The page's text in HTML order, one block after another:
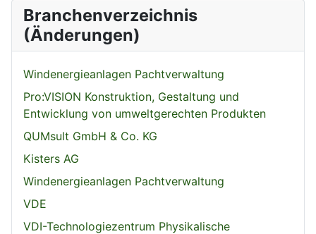
Branchenverzeichnis
(Änderungen)
Windenergieanlagen Pachtverwaltung
Pro:VISION Konstruktion, Gestaltung und
Entwicklung von umweltgerechten Produkten
QUMsult GmbH & Co. KG
Kisters AG
Windenergieanlagen Pachtverwaltung
VDE
VDI-Technologiezentrum Physikalische